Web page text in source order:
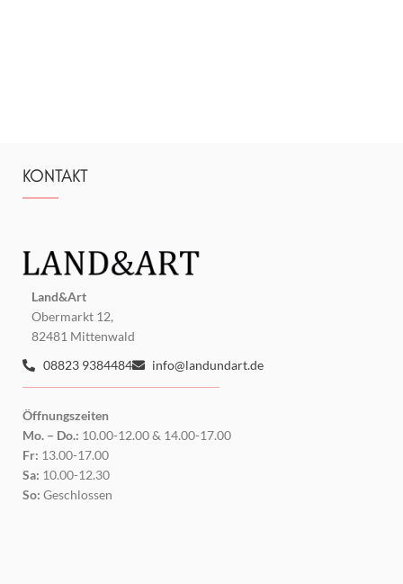
KONTAKT
Land&Art
Obermarkt 12,
82481 Mittenwald
08823 9384484
info@landundart.de
Öffnungszeiten
Mo. – Do.: 10.00-12.00 & 14.00-17.00
Fr: 13.00-17.00
Sa: 10.00-12.30
So: Geschlossen